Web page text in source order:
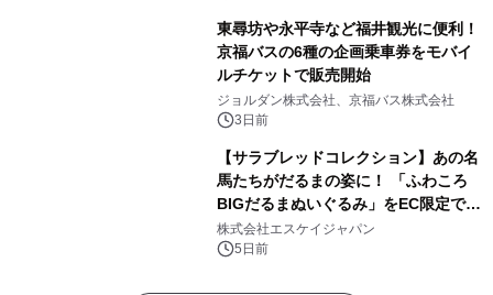
東尋坊や永平寺など福井観光に便利！
京福バスの6種の企画乗車券をモバイ
ルチケットで販売開始
ジョルダン株式会社、京福バス株式会社
3日前
【サラブレッドコレクション】あの名
馬たちがだるまの姿に！ 「ふわころ
BIGだるまぬいぐるみ」をEC限定で受
注販売開始
株式会社エスケイジャパン
5日前